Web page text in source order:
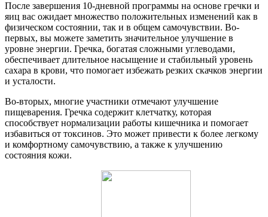
После завершения 10-дневной программы на основе гречки и
яиц вас ожидает множество положительных изменений как в
физическом состоянии, так и в общем самочувствии. Во-
первых, вы можете заметить значительное улучшение в
уровне энергии. Гречка, богатая сложными углеводами,
обеспечивает длительное насыщение и стабильный уровень
сахара в крови, что помогает избежать резких скачков энергии
и усталости.
Во-вторых, многие участники отмечают улучшение
пищеварения. Гречка содержит клетчатку, которая
способствует нормализации работы кишечника и помогает
избавиться от токсинов. Это может привести к более легкому
и комфортному самочувствию, а также к улучшению
состояния кожи.